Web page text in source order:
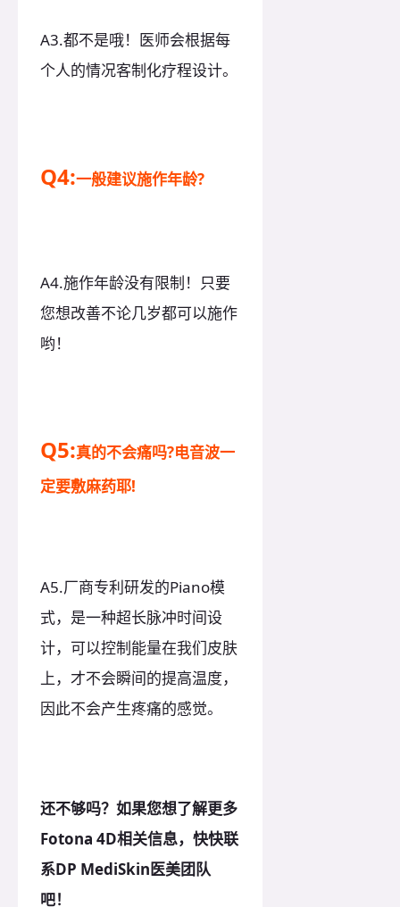
A3.都不是哦！医师会根据每
个人的情况客制化疗程设计。
Q4:一般建议施作年龄?
A4.施作年龄没有限制！只要
您想改善不论几岁都可以施作
哟！
Q5:真的不会痛吗?电音波一
定要敷麻药耶!
A5.厂商专利研发的Piano模
式，是一种超长脉冲时间设
计，可以控制能量在我们皮肤
上，才不会瞬间的提高温度，
因此不会产生疼痛的感觉。
还不够吗？如果您想了解更多
Fotona 4D相关信息，快快联
系DP MediSkin医美团队
吧！